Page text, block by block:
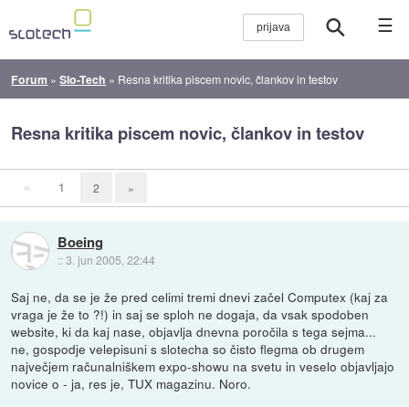
☰
Forum »Slo-Tech » Resna kritika piscem novic, člankov in testov
Resna kritika piscem novic, člankov in testov
« 1 2 »
Boeing
::3. jun 2005, 22:44
Saj ne, da se je že pred celimi tremi dnevi začel Computex (kaj za
vraga je že to ?!) in saj se sploh ne dogaja, da vsak spodoben
website, ki da kaj nase, objavlja dnevna poročila s tega sejma...
ne, gospodje velepisuni s slotecha so čisto flegma ob drugem
največjem računalniškem expo-showu na svetu in veselo objavljajo
novice o - ja, res je, TUX magazinu. Noro.